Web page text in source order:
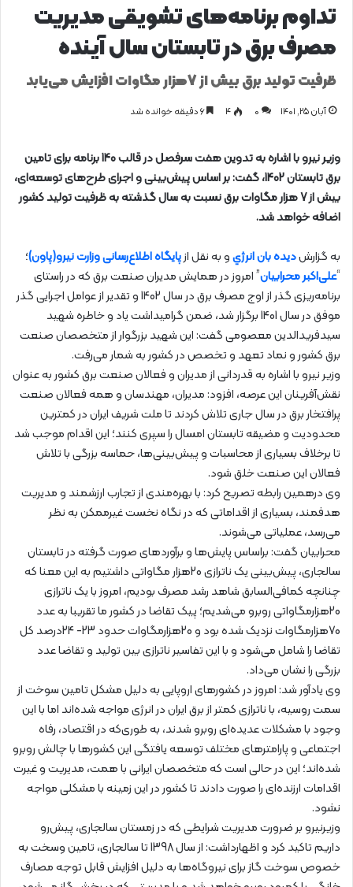
تداوم برنامه‌های تشویقی مدیریت
مصرف برق در تابستان سال آینده
ظرفیت تولید برق بیش از 7هزار مگاوات افزایش می‌یابد
آبان ۲۵, ۱۴۰۱ 0 ۴
وزیر نیرو با اشاره به تدوین هفت سرفصل در قالب 140 برنامه برای تامین
برق تابستان 1402، گفت: بر اساس پیش‌‌بینی و اجرای طرح‌های توسعه‌ای،
بیش از 7 هزار مگاوات برق نسبت به سال گذشته به ظرفیت تولید کشور
اضافه خواهد شد.
به گزارشدیده بان انرژيو به نقل ازپایگاه اطلاع‌رسانی وزارت نیرو(پاون)؛
“علی‌اکبر محرابیان” امروز در همایش مدیران صنعت برق که در راستای
برنامه‌ریزی گذر از اوج مصرف برق در سال 1402 و تقدیر از عوامل اجرایی گذر
موفق در سال 1401 برگزار شد، ضمن گرامیداشت یاد و خاطره شهید
سیدفریدالدین معصومی گفت: این شهید بزرگوار از متخصصان صنعت
برق کشور و نماد تعهد و تخصص در کشور به شمار می‌رفت.
وزیر نیرو با اشاره به قدردانی از مدیران و فعالان صنعت برق کشور به عنوان
نقش‌آفرینان این عرصه، افزود: مدیران، مهندسان و همه فعالان صنعت
پرافتخار برق در سال جاری تلاش کردند تا ملت شریف ایران در کمترین
محدودیت و مضیقه تابستان امسال را سپری کنند؛ این اقدام موجب شد
تا برخلاف بسیاری از محاسبات و پیش‌بینی‌ها، حماسه بزرگی با تلاش
فعالان این صنعت خلق شود.
وی درهمین رابطه تصریح کرد: با بهره‌مندی از تجارب ارزشمند و مدیریت
هدفمند، بسیاری از اقداماتی که در نگاه نخست غیرممکن به نظر
می‌رسد، عملیاتی می‌شوند.
محرابیان گفت: براساس پایش‌ها و برآوردهای صورت گرفته در تابستان
سالجاری، پیش‌بینی یک ناترازی 20هزار مگاواتی داشتیم به این معنا که
چنانچه کمافی‌السابق شاهد رشد مصرف بودیم، امروز با یک ناترازی
20هزارمگاواتی روبرو می‌شدیم؛ پیک تقاضا در کشور ما تقریبا به عدد
70هزارمگاوات نزدیک شده بود و 20هزارمگاوات حدود 23- 24درصد کل
تقاضا را شامل می‌شود و با این تفاسیر ناترازی بین تولید و تقاضا عدد
بزرگی را نشان می‌داد.
وی یادآور شد: امروز در کشورهای اروپایی به دلیل مشکل تامین سوخت از
سمت روسیه، با ناترازی کمتر از برق ایران در انرژی مواجه شده‌اند اما با این
وجود با مشکلات عدیده‌ای روبرو شدند، به طوری‌که در اقتصاد، رفاه
اجتماعی و پارامترهای مختلف توسعه یافتگی این کشورها با چالش روبرو
شده‌اند؛ این در حالی است که متخصصان ایرانی با همت، مدیریت و غیرت
اقدامات ارزنده‌ای را صورت دادند تا کشور در این زمینه با مشکلی مواجه
نشود.
وزیرنیرو بر ضرورت مدیریت شرایطی که در زمستان سالجاری، پیش‌رو
داریم تاکید کرد و اظهارداشت: از سال 1398 تا سالجاری، تامین وسخت به
خصوص سوخت گاز برای نیروگاه‌ها به دلیل افزایش قابل توجه مصارف